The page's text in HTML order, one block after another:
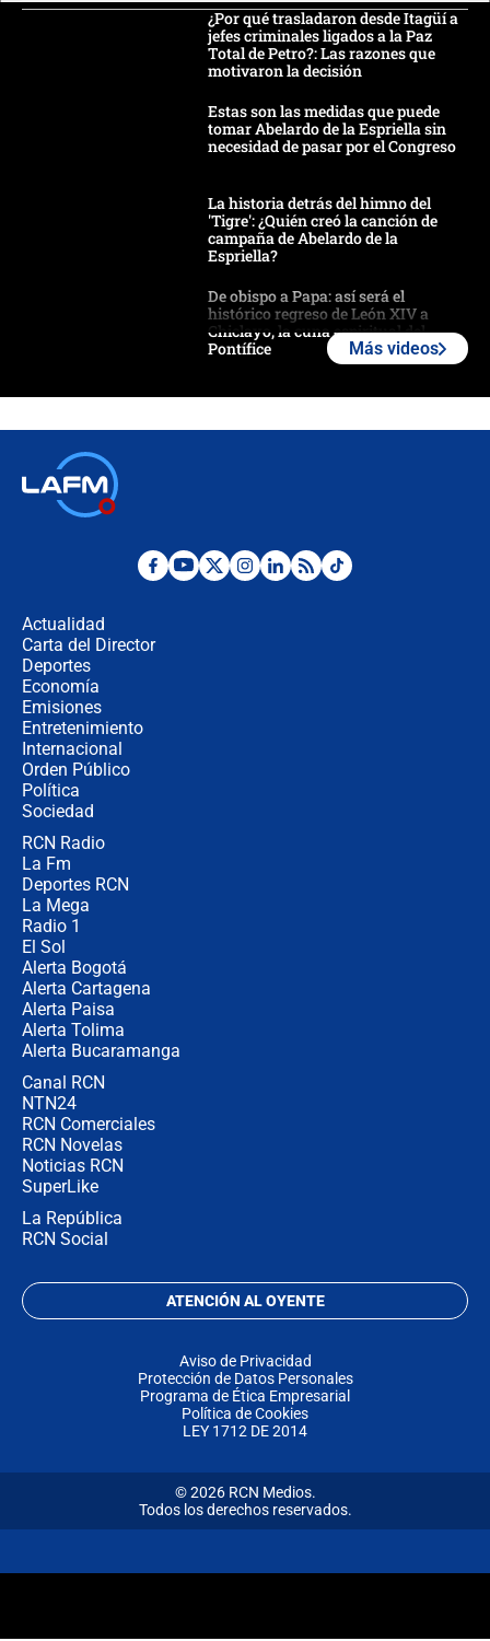
¿Por qué trasladaron desde Itagüí a
jefes criminales ligados a la Paz
Total de Petro?: Las razones que
motivaron la decisión
Estas son las medidas que puede
tomar Abelardo de la Espriella sin
necesidad de pasar por el Congreso
La historia detrás del himno del
'Tigre': ¿Quién creó la canción de
campaña de Abelardo de la
Espriella?
De obispo a Papa: así será el
histórico regreso de León XIV a
Chiclayo, la cuna espiritual del
Pontífice
¿La posesión de Abelardo De la
Más videos
Actualidad
Carta del Director
Deportes
Economía
Emisiones
Entretenimiento
Internacional
Orden Público
Política
Sociedad
RCN Radio
La Fm
Deportes RCN
La Mega
Radio 1
El Sol
Alerta Bogotá
Alerta Cartagena
Alerta Paisa
Alerta Tolima
Alerta Bucaramanga
Canal RCN
NTN24
RCN Comerciales
RCN Novelas
Noticias RCN
SuperLike
La República
RCN Social
ATENCIÓN AL OYENTE
Aviso de Privacidad
Protección de Datos Personales
Programa de Ética Empresarial
Política de Cookies
LEY 1712 DE 2014
© 2026 RCN Medios.
Todos los derechos reservados.